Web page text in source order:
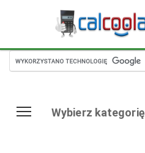
Wybierz kategorię